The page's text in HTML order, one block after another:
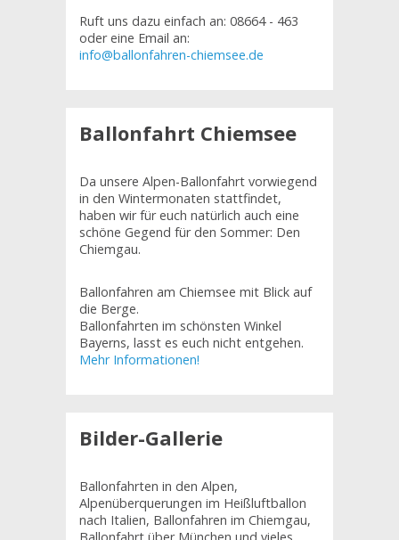
Ruft uns dazu einfach an: 08664 - 463
oder eine Email an:
info@ballonfahren-chiemsee.de
Ballonfahrt Chiemsee
Da unsere Alpen-Ballonfahrt vorwiegend
in den Wintermonaten stattfindet,
haben wir für euch natürlich auch eine
schöne Gegend für den Sommer: Den
Chiemgau.
Ballonfahren am Chiemsee mit Blick auf
die Berge.
Ballonfahrten im schönsten Winkel
Bayerns, lasst es euch nicht entgehen.
Mehr Informationen!
Bilder-Gallerie
Ballonfahrten in den Alpen,
Alpenüberquerungen im Heißluftballon
nach Italien, Ballonfahren im Chiemgau,